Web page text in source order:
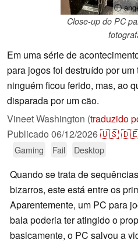
ⓘ
Close-up do PC
Em uma série de
para jogos foi destruído por
ninguém ficou ferido, mas, ao
disparada por um cão.
Vineet Washington (traduzido
Publicado 06/12/2026🇺🇸
Gaming Fail Desktop
Quando se trata de
bizarros, este está entre os
Aparentemente, um PC para
bala poderia ter atingido o
basicamente, o PC salvou a